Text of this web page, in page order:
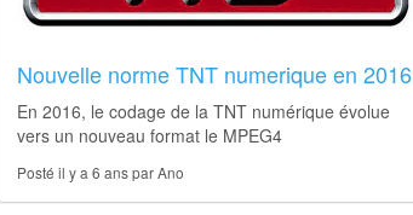
Nouvelle norme TNT numerique en 2016
En 2016, le codage de la TNT numérique évolue
vers un nouveau format le MPEG4
Posté il y a 6 ans par Ano